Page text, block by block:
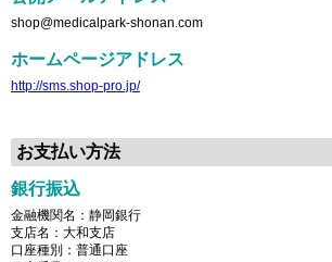
shop@medicalpark-shonan.com
ホームページアドレス
http://sms.shop-pro.jp/
お支払い方法
銀行振込
金融機関名：静岡銀行
支店名：大和支店
口座種別：普通口座